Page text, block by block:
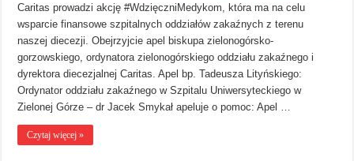
Caritas prowadzi akcję #WdzięczniMedykom, która ma na celu
wsparcie finansowe szpitalnych oddziałów zakaźnych z terenu
naszej diecezji. Obejrzyjcie apel biskupa zielonogórsko-
gorzowskiego, ordynatora zielonogórskiego oddziału zakaźnego i
dyrektora diecezjalnej Caritas. Apel bp. Tadeusza Lityńskiego:
Ordynator oddziału zakaźnego w Szpitalu Uniwersyteckiego w
Zielonej Górze – dr Jacek Smykał apeluje o pomoc: Apel …
Czytaj więcej »